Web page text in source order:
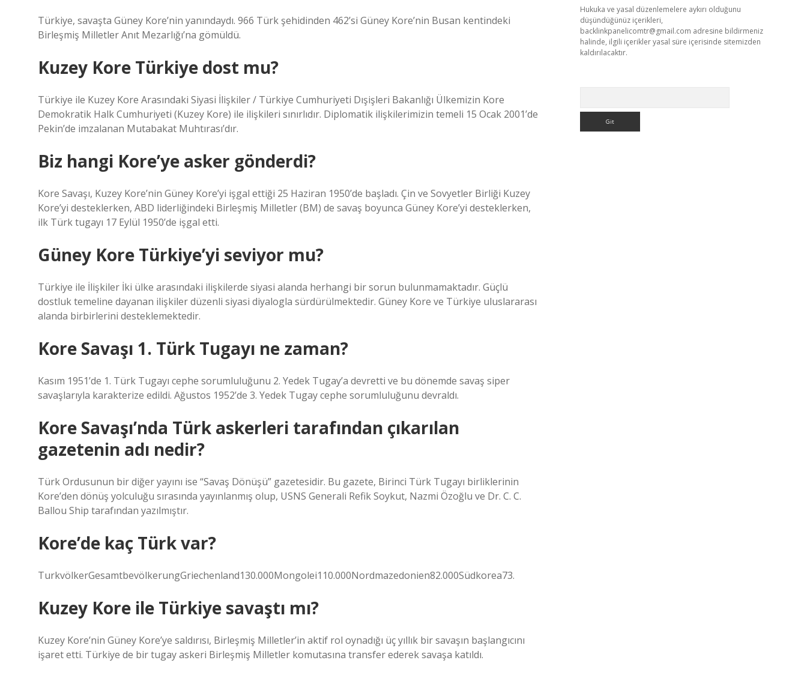
Türkiye, savaşta Güney Kore’nin yanındaydı. 966 Türk şehidinden 462’si Güney Kore’nin Busan kentindeki
Birleşmiş Milletler Anıt Mezarlığı’na gömüldü.
Kuzey Kore Türkiye dost mu?
Türkiye ile Kuzey Kore Arasındaki Siyasi İlişkiler / Türkiye Cumhuriyeti Dışişleri Bakanlığı Ülkemizin Kore
Demokratik Halk Cumhuriyeti (Kuzey Kore) ile ilişkileri sınırlıdır. Diplomatik ilişkilerimizin temeli 15 Ocak 2001’de
Pekin’de imzalanan Mutabakat Muhtırası’dır.
Biz hangi Kore’ye asker gönderdi?
Kore Savaşı, Kuzey Kore’nin Güney Kore’yi işgal ettiği 25 Haziran 1950’de başladı. Çin ve Sovyetler Birliği Kuzey
Kore’yi desteklerken, ABD liderliğindeki Birleşmiş Milletler (BM) de savaş boyunca Güney Kore’yi desteklerken,
ilk Türk tugayı 17 Eylül 1950’de işgal etti.
Güney Kore Türkiye’yi seviyor mu?
Türkiye ile İlişkiler İki ülke arasındaki ilişkilerde siyasi alanda herhangi bir sorun bulunmamaktadır. Güçlü
dostluk temeline dayanan ilişkiler düzenli siyasi diyalogla sürdürülmektedir. Güney Kore ve Türkiye uluslararası
alanda birbirlerini desteklemektedir.
Kore Savaşı 1. Türk Tugayı ne zaman?
Kasım 1951’de 1. Türk Tugayı cephe sorumluluğunu 2. Yedek Tugay’a devretti ve bu dönemde savaş siper
savaşlarıyla karakterize edildi. Ağustos 1952’de 3. Yedek Tugay cephe sorumluluğunu devraldı.
Kore Savaşı’nda Türk askerleri tarafından çıkarılan
gazetenin adı nedir?
Türk Ordusunun bir diğer yayını ise “Savaş Dönüşü” gazetesidir. Bu gazete, Birinci Türk Tugayı birliklerinin
Kore’den dönüş yolculuğu sırasında yayınlanmış olup, USNS Generali Refik Soykut, Nazmi Özoğlu ve Dr. C. C.
Ballou Ship tarafından yazılmıştır.
Kore’de kaç Türk var?
TurkvölkerGesamtbevölkerungGriechenland130.000Mongolei110.000Nordmazedonien82.000Südkorea73.
Kuzey Kore ile Türkiye savaştı mı?
Kuzey Kore’nin Güney Kore’ye saldırısı, Birleşmiş Milletler’in aktif rol oynadığı üç yıllık bir savaşın başlangıcını
işaret etti. Türkiye de bir tugay askeri Birleşmiş Milletler komutasına transfer ederek savaşa katıldı.
Hukuka ve yasal düzenlemelere aykırı olduğunu
düşündüğünüz içerikleri,
backlinkpanelicomtr@gmail.com adresine bildirmeniz
halinde, ilgili içerikler yasal süre içerisinde sitemizden
kaldırılacaktır.